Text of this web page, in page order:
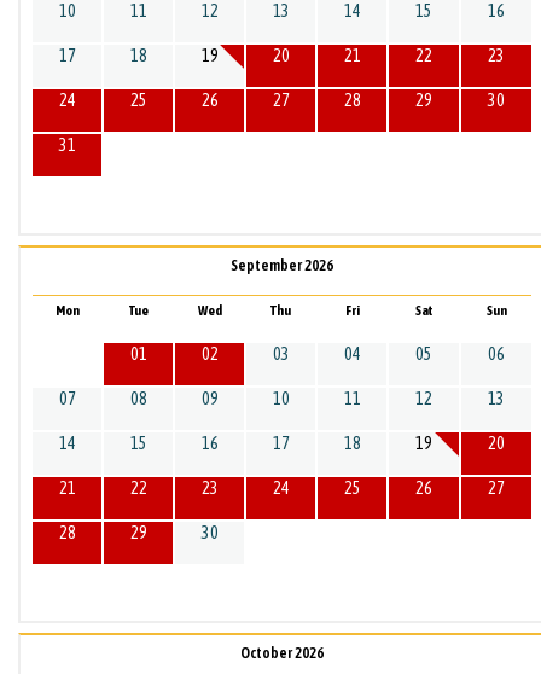
10 11 12 13 14 15 16
17 18 19 20 21 22 23
24 25 26 27 28 29 30
31
September 2026
Mon Tue Wed Thu Fri Sat Sun
01 02 03 04 05 06
07 08 09 10 11 12 13
14 15 16 17 18 19 20
21 22 23 24 25 26 27
28 29 30
October 2026